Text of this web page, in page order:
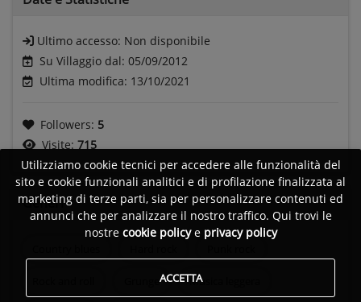
Ultimo accesso: Non disponibile
Su Villaggio dal: 05/09/2012
Ultima modifica: 13/10/2021
Followers: 5
Visite: 715
Generi
Musica leggera
Utilizziamo cookie tecnici per accedere alle funzionalità del
sito e cookie funzionali analitici e di profilazione finalizzata al
marketing di terze parti, sia per personalizzare contenuti ed
annunci che per analizzare il nostro traffico. Qui trovi le
nostre cookie policye privacy policy
ACCETTA